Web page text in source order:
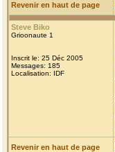
Revenir en haut de page
Steve Biko
Grioonaute 1
Inscrit le: 25 Déc 2005
Messages: 185
Localisation: IDF
Revenir en haut de page